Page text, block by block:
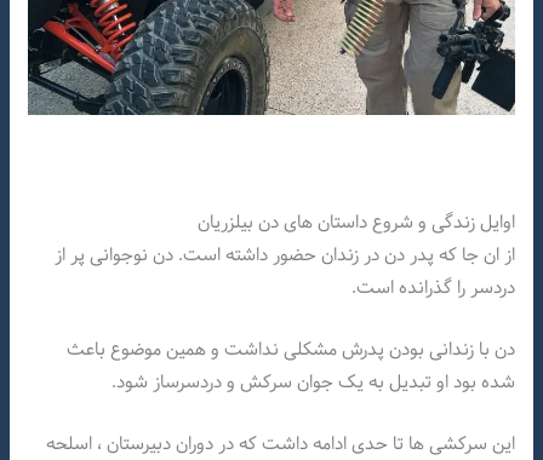
اوایل زندگی و شروع داستان های دن بیلزریان
از ان جا که پدر دن در زندان حضور داشته است. دن نوجوانی پر از
دردسر را گذرانده است.
دن با زندانی بودن پدرش مشکلی نداشت و همین موضوع باعث
شده بود او تبدیل به یک جوان سرکش و دردسرساز شود.
این سرکشی ها تا حدی ادامه داشت که در دوران دبیرستان ، اسلحه